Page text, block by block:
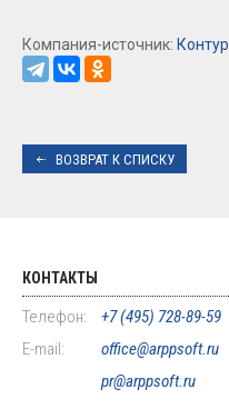
Компания-источник: Контур
ВОЗВРАТ К СПИСКУ
КОНТАКТЫ
Телефон:
+7 (495) 728-89-59
E-mail:
office@arppsoft.ru
pr@arppsoft.ru